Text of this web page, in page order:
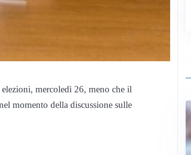
mercoledì 26, meno che il
momento della discussione sulle